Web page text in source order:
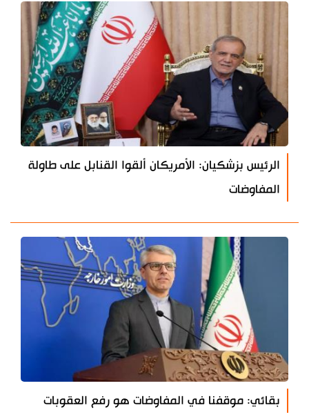
الرئيس بزشكيان: الأمريكان ألقوا القنابل على طاولة
المفاوضات
بقائي: موقفنا في المفاوضات هو رفع العقوبات